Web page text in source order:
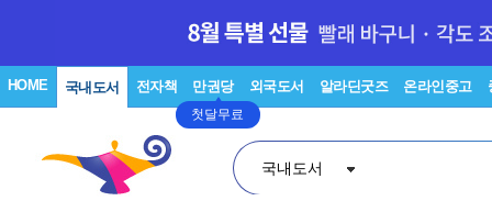
HOME 국내도서 전자책 만권당
첫달무료
외국도서 알라딘굿즈 온라인중고
국내도서